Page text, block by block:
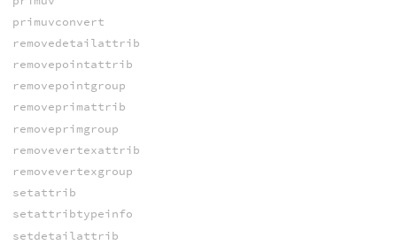
primuvconvert
removedetailattrib
removepointattrib
removepointgroup
removeprimattrib
removeprimgroup
removevertexattrib
removevertexgroup
setattrib
setattribtypeinfo
setdetailattrib